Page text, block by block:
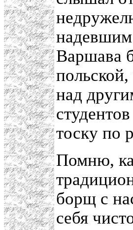
надевшим
Варшава
над
тоску по
Помню,
борщ с
себя